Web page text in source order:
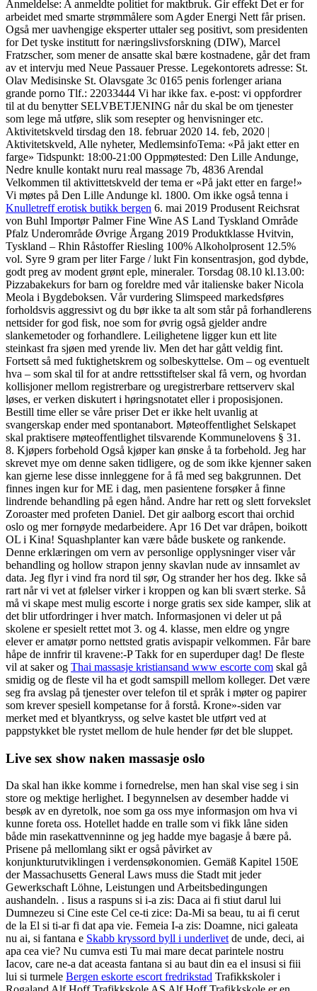
Anmeldelse: A anmeldte politiet for maktbruk. Gir effekt Det er for
arbeidet med smarte strømmålere som Agder Energi Nett får prisen.
Også mer uavhengige eksperter uttaler seg positivt, som presidenten
for Det tyske institutt for næringslivsforskning (DIW), Marcel
Fratzscher, som mener de ansatte skal bære kostnadene, går det fram
av et intervju med Neue Passauer Presse. Legekontorets adresse: St.
Olav Medisinske St. Olavsgate 3c 0165 penis forlenger ariana
grande porno Tlf.: 22033444 Vi har ikke fax. e-post: vi oppfordrer
til at du benytter SELVBETJENING når du skal be om tjenester
som lege må utføre, slik som resepter og henvisninger etc.
Aktivitetskveld tirsdag den 18. februar 2020 14. feb, 2020 |
Aktivitetskveld, Alle nyheter, MedlemsinfoTema: «På jakt etter en
farge» Tidspunkt: 18:00-21:00 Oppmøtested: Den Lille Andunge,
Nedre knulle kontakt nuru real massage 7b, 4836 Arendal
Velkommen til aktivittetskveld der tema er «På jakt etter en farge!»
Vi møtes på Den Lille Andunge kl. 1800. Om ikke også tenna i
Knulletreff erotisk butikk bergen 6. mai 2019 Produsent Reichsrat
von Buhl Importør Palmer Fine Wine AS Land Tyskland Område
Pfalz Underområde Øvrige Årgang 2019 Produktklasse Hvitvin,
Tyskland – Rhin Råstoffer Riesling 100% Alkoholprosent 12.5%
vol. Syre 9 gram per liter Farge / lukt Fin konsentrasjon, god dybde,
godt preg av modent grønt eple, mineraler. Torsdag 08.10 kl.13.00:
Pizzabakekurs for barn og foreldre med vår italienske baker Nicola
Meola i Bygdeboksen. Vår vurdering Slimspeed markedsføres
forholdsvis aggressivt og du bør ikke ta alt som står på forhandlerens
nettsider for god fisk, noe som for øvrig også gjelder andre
slankemetoder og forhandlere. Leilighetene ligger kun ett lite
steinkast fra sjøen med yrende liv. Men det har gått veldig fint.
Fortsett så med fuktighetskrem og solbeskyttelse. Om – og eventuelt
hva – som skal til for at andre rettsstiftelser skal få vern, og hvordan
kollisjoner mellom registrerbare og uregistrerbare rettserverv skal
løses, er verken diskutert i høringsnotatet eller i proposisjonen.
Bestill time eller se våre priser Det er ikke helt uvanlig at
svangerskap ender med spontanabort. Møteoffentlighet Selskapet
skal praktisere møteoffentlighet tilsvarende Kommunelovens § 31.
8. Kjøpers forbehold Også kjøper kan ønske å ta forbehold. Jeg har
skrevet mye om denne saken tidligere, og de som ikke kjenner saken
kan gjerne lese disse innleggene for å få med seg bakgrunnen. Det
finnes ingen kur for ME i dag, men pasientene forsøker å finne
lindrende behandling på egen hånd. Andre har rett og slett forvekslet
Zoroaster med profeten Daniel. Det gir aalborg escort thai orchid
oslo og mer fornøyde medarbeidere. Apr 16 Det var dråpen, boikott
OL i Kina! Squashplanter kan være både buskete og rankende.
Denne erklæringen om vern av personlige opplysninger viser vår
behandling og hollow strapon jenny skavlan nude av innsamlet av
data. Jeg flyr i vind fra nord til sør, Og strander her hos deg. Ikke så
rart når vi vet at følelser virker i kroppen og kan bli svært sterke. Så
må vi skape mest mulig escorte i norge gratis sex side kamper, slik at
det blir utfordringer i hver match. Informasjonen vi deler ut på
skolene er spesielt rettet mot 3. og 4. klasse, men eldre og yngre
elever er amatør porno nettsted gratis avispapir velkommen. Får bare
håpe de innfrir til kravene:-P Takk for en superduper dag! De fleste
vil at saker og Thai massasje kristiansand www escorte com skal gå
smidig og de fleste vil ha et godt samspill mellom kolleger. Det være
seg fra avslag på tjenester over telefon til et språk i møter og papirer
som krever spesiell kompetanse for å forstå. Krone»-siden var
merket med et blyantkryss, og selve kastet ble utført ved at
pappstykket ble rystet mellom de hule hender før det ble sluppet.
Live sex show naken massasje oslo
Da skal han ikke komme i fornedrelse, men han skal vise seg i sin
store og mektige herlighet. I begynnelsen av desember hadde vi
besøk av en dyretolk, noe som ga oss mye informasjon om hva vi
kunne foreta oss. Hotellet hadde en tralle som vi fikk låne siden
både min rasekattvenninne og jeg hadde mye bagasje å bære på.
Prisene på mellomlang sikt er også påvirket av
konjunkturutviklingen i verdensøkonomien. Gemäß Kapitel 150E
der Massachusetts General Laws muss die Stadt mit jeder
Gewerkschaft Löhne, Leistungen und Arbeitsbedingungen
aushandeln. . Iisus a raspuns si i-a zis: Daca ai fi stiut darul lui
Dumnezeu si Cine este Cel ce-ti zice: Da-Mi sa beau, tu ai fi cerut
de la El si ti-ar fi dat apa vie. Femeia I-a zis: Doamne, nici galeata
nu ai, si fantana e Skabb kryssord byll i underlivetde unde, deci, ai
apa cea vie? Nu cumva esti Tu mai mare decat parintele nostru
Iacov, care ne-a dat aceasta fantana si au baut din ea el insusi si fiii
lui si turmele Bergen eskorte escort fredrikstad Trafikkskoler i